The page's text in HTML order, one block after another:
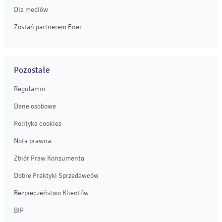
Dla mediów
Zostań partnerem Enei
Pozostałe
Regulamin
Dane osobowe
Polityka cookies
Nota prawna
Zbiór Praw Konsumenta
Dobre Praktyki Sprzedawców
Bezpieczeństwo Klientów
BIP